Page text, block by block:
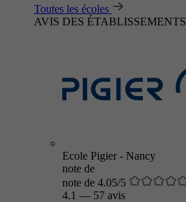
Toutes les écoles
AVIS DES ÉTABLISSEMENTS
Ecole Pigier - Nancy
note de
note de 4.05/5
4.1 — 57 avis